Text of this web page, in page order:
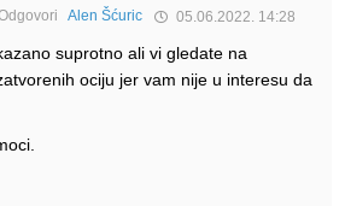
Alen Šćuric 05.06.2022. 14:28
suprotno ali vi gledate na
ociju jer vam nije u interesu da